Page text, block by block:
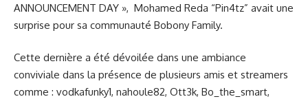
ANNOUNCEMENT DAY », Mohamed Reda “Pin4tz” avait une
surprise pour sa communauté Bobony Family.
Cette dernière a été dévoilée dans une ambiance
conviviale dans la présence de plusieurs amis et streamers
comme : vodkafunky1, nahoule82, Ott3k, Bo_the_smart,